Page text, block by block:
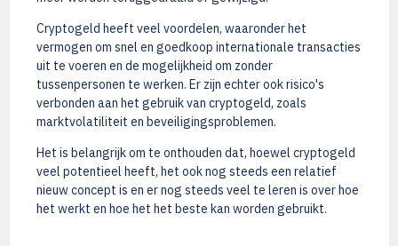
Cryptogeld heeft veel voordelen, waaronder het
vermogen om snel en goedkoop internationale transacties
uit te voeren en de mogelijkheid om zonder
tussenpersonen te werken. Er zijn echter ook risico's
verbonden aan het gebruik van cryptogeld, zoals
marktvolatiliteit en beveiligingsproblemen.
Het is belangrijk om te onthouden dat, hoewel cryptogeld
veel potentieel heeft, het ook nog steeds een relatief
nieuw concept is en er nog steeds veel te leren is over hoe
het werkt en hoe het het beste kan worden gebruikt.